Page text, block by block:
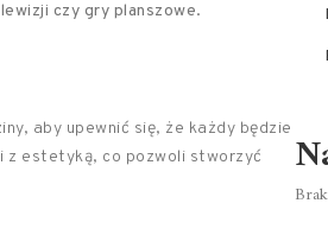
czy gry planszowe.
aby upewnić się, że każdy będzie
z estetyką, co pozwoli stworzyć